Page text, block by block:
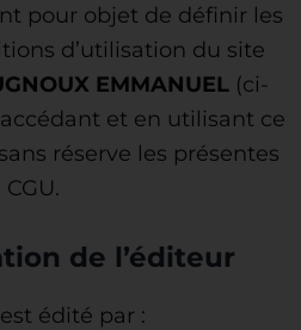
pour objet de définir les
d’utilisation du site
EMMANUEL (ci-
accédant et en utilisant ce
réserve les présentes
CGU.
de l’éditeur
édité par :